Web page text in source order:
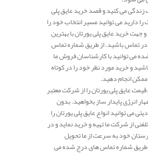
زندگی می کنید و قصد خرید عایق پلی
را دارید می توانید مسیر انتخاب خود را
جهت خرید عایق پلی یورتان با بهترین
در تماس باشید. از طریق شماره تماس
می توانید با کارشناسان فروش ما
و خرید مورد نظر خود را در کوتاه
انجام دهید.
قیمت عایق پلی یورتان را از شرکت معتبر
انرژی پایدار ساز بخواهید. بدون
می توانید انواع عایق پلی یورتان را
از شرکت ما تهیه و خرید نماید و در
خود به سرعت از ما تحویل
طریق شماره تماس های درج شده می